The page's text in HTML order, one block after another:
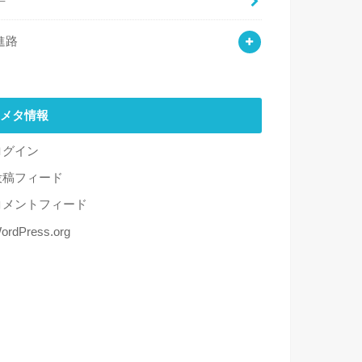
路
メタ情報
グイン
稿フィード
メントフィード